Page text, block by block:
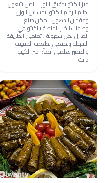
خبز الكيتو بدقيق اللوز ... لمن يتبعون
نظام الرجيم الكيتو لتخسيس الوزن
وفقدان الدهون، يمكن صنع
وصفات الخبز الخاصة بالكيتو في
المنزل بكل سهولة ، تعلمي الطريقة
السهلة وتمتعي بطعمه الخفيف
والمميز تعلمي أيضاً: خبز الكيتو
دايت